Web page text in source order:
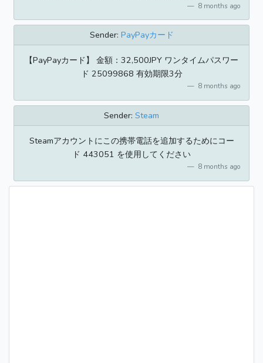
8 months ago
Sender: PayPayカード
【PayPayカード】 金額：32,500JPY ワンタイムパスワー
ド 25099868 有効期限3分
8 months ago
Sender: Steam
Steamアカウントにこの携帯電話を追加するためにコー
ド 443051 を使用してください
8 months ago